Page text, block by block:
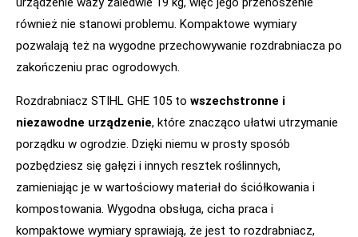
również nie stanowi problemu. Kompaktowe wymiary
pozwalają też na wygodne przechowywanie rozdrabniacza po
zakończeniu prac ogrodowych.
Rozdrabniacz STIHL GHE 105 to wszechstronne i
niezawodne urządzenie, które znacząco ułatwi utrzymanie
porządku w ogrodzie. Dzięki niemu w prosty sposób
pozbędziesz się gałęzi i innych resztek roślinnych,
zamieniając je w wartościowy materiał do ściółkowania i
kompostowania. Wygodna obsługa, cicha praca i
kompaktowe wymiary sprawiają, że jest to rozdrabniacz,